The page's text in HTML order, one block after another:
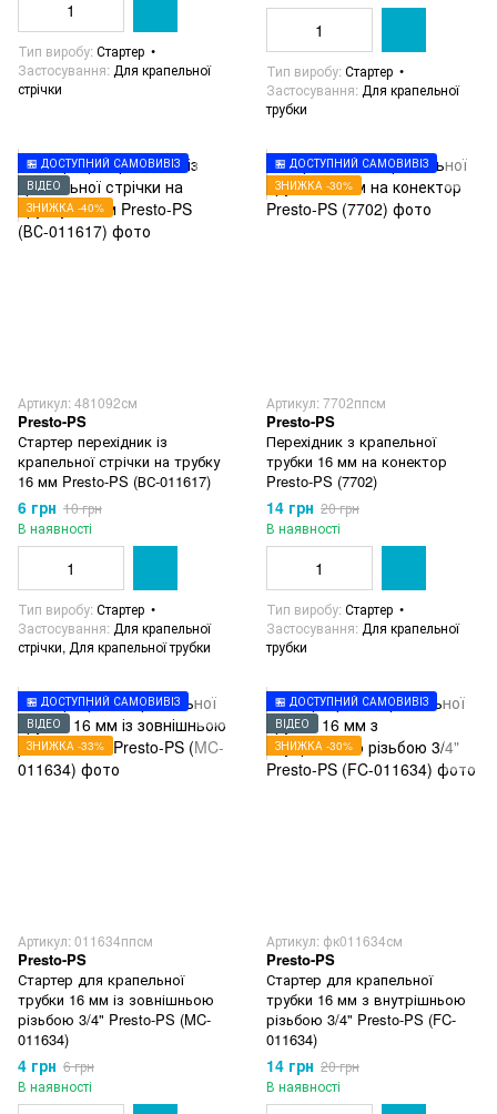
Тип виробу Стартер
Застосування Для крапельної
стрічки
Тип виробу Стартер
Застосування Для крапельної
трубки
🏪 ДОСТУПНИЙ САМОВИВІЗ
ВІДЕО
ЗНИЖКА -40%
Артикул: 481092см
Presto-PS
Стартер перехідник із
крапельної стрічки на трубку
16 мм Presto-PS (ВС-011617)
6 грн 10 грн
В наявності
Тип виробу Стартер
Застосування Для крапельної
стрічки, Для крапельної трубки
🏪 ДОСТУПНИЙ САМОВИВІЗ
ЗНИЖКА -30%
Артикул: 7702ппсм
Presto-PS
Перехідник з крапельної
трубки 16 мм на конектор
Presto-PS (7702)
14 грн 20 грн
В наявності
Тип виробу Стартер
Застосування Для крапельної
трубки
🏪 ДОСТУПНИЙ САМОВИВІЗ
ВІДЕО
ЗНИЖКА -33%
Артикул: 011634ппсм
Presto-PS
Стартер для крапельної
трубки 16 мм із зовнішньою
різьбою 3/4" Presto-PS (MC-
011634)
4 грн 6 грн
В наявності
🏪 ДОСТУПНИЙ САМОВИВІЗ
ВІДЕО
ЗНИЖКА -30%
Артикул: фк011634см
Presto-PS
Стартер для крапельної
трубки 16 мм з внутрішньою
різьбою 3/4" Presto-PS (FC-
011634)
14 грн 20 грн
В наявності